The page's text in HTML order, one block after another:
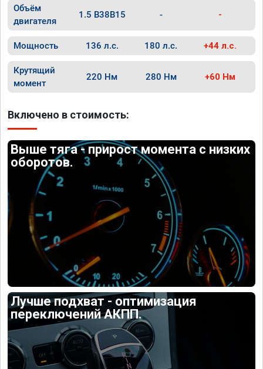
Объём
двигателя
1.5 B38B15 - -
Мощность 136 л.с. 180 л.с. +44 л.с.
Крутящий
момент
220 Нм 280 Нм +60 Нм
Включено в стоимость:
Выше тяга - прирост момента с низких
оборотов.
Лучше подхват - оптимизация
переключений АКПП.